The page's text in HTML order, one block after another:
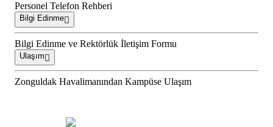
Personel Telefon Rehberi
Bilgi Edinme
Bilgi Edinme ve Rektörlük İletişim Formu
Ulaşım
Zonguldak Havalimanından Kampüse Ulaşım